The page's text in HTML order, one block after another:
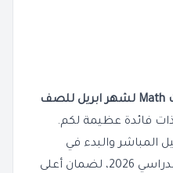
نماذج امتحانات Math لشهر ابريل للصف
فائدة عظيمة لكم.
المباشر والبدء في
التدريب المكثف على المقرر الدراسي 2026، لضمان أعلى